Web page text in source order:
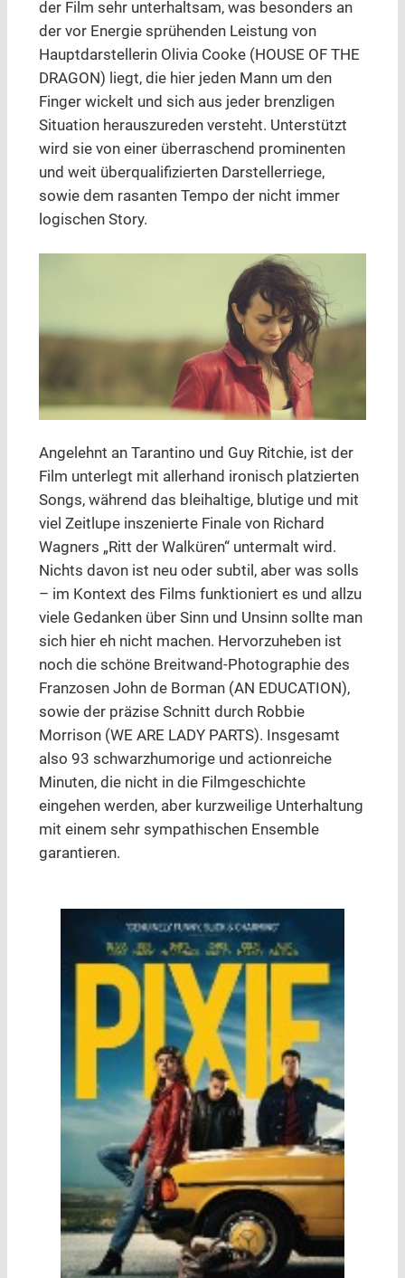
der Film sehr unterhaltsam, was besonders an
der vor Energie sprühenden Leistung von
Hauptdarstellerin Olivia Cooke (HOUSE OF THE
DRAGON) liegt, die hier jeden Mann um den
Finger wickelt und sich aus jeder brenzligen
Situation herauszureden versteht. Unterstützt
wird sie von einer überraschend prominenten
und weit überqualifizierten Darstellerriege,
sowie dem rasanten Tempo der nicht immer
logischen Story.
Angelehnt an Tarantino und Guy Ritchie, ist der
Film unterlegt mit allerhand ironisch platzierten
Songs, während das bleihaltige, blutige und mit
viel Zeitlupe inszenierte Finale von Richard
Wagners „Ritt der Walküren“ untermalt wird.
Nichts davon ist neu oder subtil, aber was solls
– im Kontext des Films funktioniert es und allzu
viele Gedanken über Sinn und Unsinn sollte man
sich hier eh nicht machen. Hervorzuheben ist
noch die schöne Breitwand-Photographie des
Franzosen John de Borman (AN EDUCATION),
sowie der präzise Schnitt durch Robbie
Morrison (WE ARE LADY PARTS). Insgesamt
also 93 schwarzhumorige und actionreiche
Minuten, die nicht in die Filmgeschichte
eingehen werden, aber kurzweilige Unterhaltung
mit einem sehr sympathischen Ensemble
garantieren.